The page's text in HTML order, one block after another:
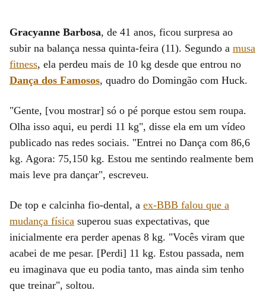
Gracyanne Barbosa, de 41 anos, ficou surpresa ao
subir na balança nessa quinta-feira (11). Segundo a musa
fitness, ela perdeu mais de 10 kg desde que entrou no
Dança dos Famosos, quadro do Domingão com Huck.
"Gente, [vou mostrar] só o pé porque estou sem roupa.
Olha isso aqui, eu perdi 11 kg", disse ela em um vídeo
publicado nas redes sociais. "Entrei no Dança com 86,6
kg. Agora: 75,150 kg. Estou me sentindo realmente bem
mais leve pra dançar", escreveu.
De top e calcinha fio-dental, a ex-BBB falou que a
mudança física superou suas expectativas, que
inicialmente era perder apenas 8 kg. "Vocês viram que
acabei de me pesar. [Perdi] 11 kg. Estou passada, nem
eu imaginava que eu podia tanto, mas ainda sim tenho
que treinar", soltou.